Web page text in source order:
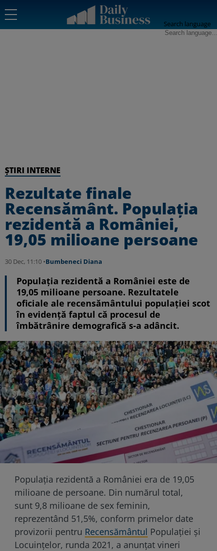
Search language
ȘTIRI INTERNE
Rezultate finale
Recensământ. Populația
rezidentă a României,
19,05 milioane persoane
30 Dec, 11:10 •Bumbeneci Diana
Populaţia rezidentă a României este de
19,05 milioane persoane. Rezultatele
oficiale ale recensământului populației scot
în evidență faptul că procesul de
îmbătrânire demografică s-a adâncit.
Populaţia rezidentă a României era de 19,05
milioane de persoane. Din numărul total,
sunt 9,8 milioane de sex feminin,
reprezentând 51,5%, conform primelor date
provizorii pentru Recensământul Populaţiei şi
Locuinţelor, runda 2021, a anunţat vineri